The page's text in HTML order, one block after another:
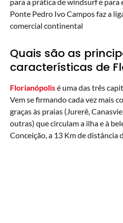
Ponte Pedro Ivo Campos faz a
comercial continental
Quais são as
características de
Florianópolisé uma das três
Vem se firmando cada vez mais
graças às praias (Jurerê,
outras) que circulam a ilha e à
Conceição, a 13 Km de distância